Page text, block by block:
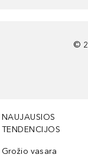
©
NAUJAUSIOS
TENDENCIJOS
Grožio vasara